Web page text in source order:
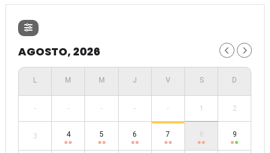
AGOSTO, 2026
- - - - - 1 2
3 4 5 6 7 8 9